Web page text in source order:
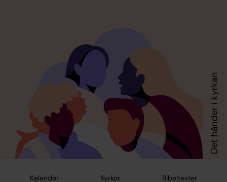
Kalender Kyrkor Bibeltexter